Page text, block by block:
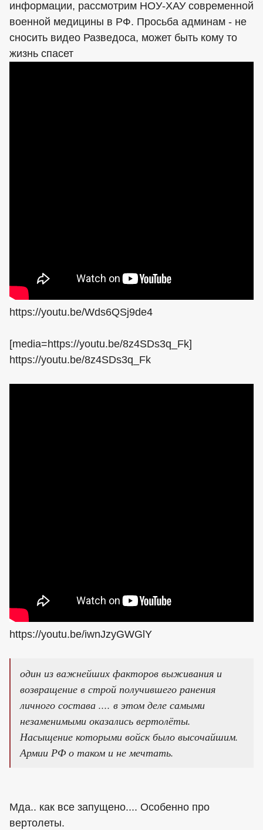
информации, рассмотрим НОУ-ХАУ современной
военной медицины в РФ. Просьба админам - не
сносить видео Разведоса, может быть кому то
жизнь спасет
https://youtu.be/Wds6QSj9de4
[media=https://youtu.be/8z4SDs3q_Fk]
https://youtu.be/8z4SDs3q_Fk
https://youtu.be/iwnJzyGWGlY
один из важнейших факторов выживания и
возвращение в строй получившего ранения
личного состава .... в этом деле самыми
незаменимыми оказались вертолёты.
Насыщение которыми войск было высочайшим.
Армии РФ о таком и не мечтать.
Мда.. как все запущено.... Особенно про
вертолеты.